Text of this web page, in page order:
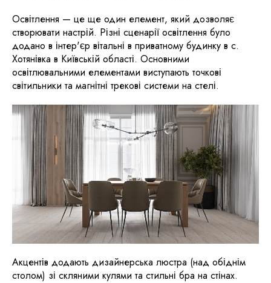
Освітлення — це ще один елемент, який дозволяє
створювати настрій. Різні сценарії освітлення було
додано в інтер'єр вітальні в приватному будинку в с.
Хотянівка в Київській області. Основними
освітлювальними елементами виступають точкові
світильники та магнітні трекові системи на стелі.
Акцентів додають дизайнерська люстра (над обіднім
столом) зі скляними кулями та стильні бра на стінах.